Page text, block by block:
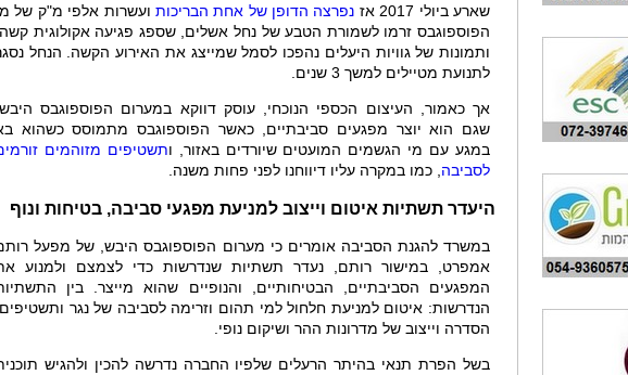
שארע ביולי 2017 אז
נפרצה הדופן של אחת הבריכות ועשרות אלפי מ"ק של
הפוספוגבס זרמו לשמורת הטבע של נחל אשלים, שספג פגיעה אקולוגית
ותמונות של גוויות היעלים נהפכו לסמל שמייצג את האירוע הקשה. הנחל
לתנועת מטיילים למשך 3 שנים.
אך כאמור, העיצום הכספי הנוכחי, עוסק דווקא במערום הפוספוגבס
שגם הוא יוצר מפגעים סביבתיים, כאשר הפוספוגבס מתמוסס כשהוא
במגע עם מי הגשמים המועטים שיורדים באזור, ותשטיפים מזוהמים
לסביבה , כמו במקרה עליו דיווחנו לפני פחות משנה.
היעדר תשתיות איטום וייצוב למניעת מפגעי סביבה, בטיחות ונוף
במשרד להגנת הסביבה אומרים כי מערום הפוספוגבס היבש, של מפעל
אמפרט, במישור רותם, נעדר תשתיות שנדרשות כדי לצמצם ולמנוע
המפגעים הסביבתיים, הבטיחותיים, והנופיים שהוא מייצר. בין
הנדרשות: איטום למניעת חלחול למי תהום וזרימה לסביבה של נגר
הסדרה וייצוב של מדרונות ההר ושיקום נופי.
בשל הפרת תנאי בהיתר הרעלים שלפיו החברה נדרשה להכין ולהגיש